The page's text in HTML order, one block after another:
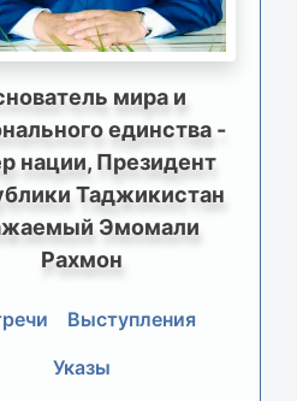
мира и
единства -
нации, Президент
Таджикистан
Эмомали
Рахмон
Выступления
Указы